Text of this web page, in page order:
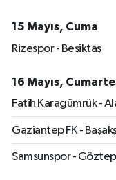
15 Mayıs, Cuma
Rizespor - Beşiktaş
16 Mayıs,
Fatih Karagümrük -
Gaziantep FK -
Samsunspor -